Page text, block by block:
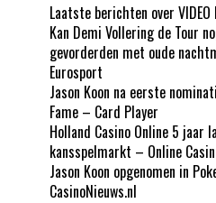
Laatste berichten over VIDEO
Kan Demi Vollering de Tour
gevorderden met oude
Eurosport
Jason Koon na eerste
Fame – Card Player
Holland Casino Online 5 jaar
kansspelmarkt – Online
Jason Koon opgenomen in
CasinoNieuws.nl